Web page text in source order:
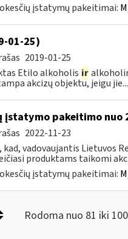
įstatymų pakeitimai:
01-25)
2019-01-25
Etilo alkoholis ir
akcizų objektu, jeigu jie...
įstatymo pakeitimo nuo
2022-11-23
vadovaujantis Lietuvos
produktams taikomi
įstatymų pakeitimai:
Rodoma nuo 81 iki